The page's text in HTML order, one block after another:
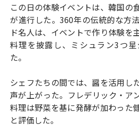
この日の体験イベントは、韓国の
が進行した。360年の伝統的な方
ド名人は、イベントで作り体験を
料理を披露し、ミシュラン3つ
た。
シェフたちの間では、醤を活用し
声が上がった。フレデリック・ア
料理は野菜を基に発酵が加わった
と評価した。